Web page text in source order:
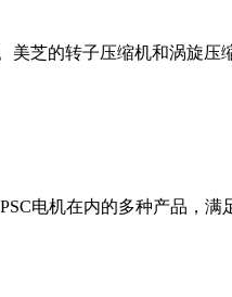
芝的转子压缩机和涡旋
电机在内的多种产品，满